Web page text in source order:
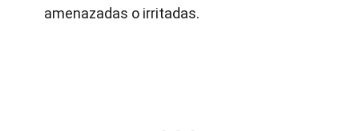
amenazadas o irritadas.